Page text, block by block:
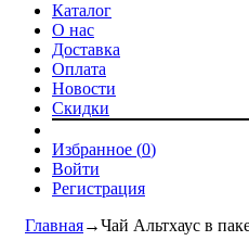
Каталог
О нас
Доставка
Оплата
Новости
Скидки
Избранное (0)
Войти
Регистрация
Главная→Чай Альтхаус в